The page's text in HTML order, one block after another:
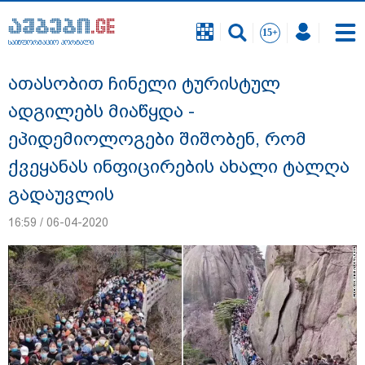
საინფორმაციო პორტალი
რა შემთხვევაში გათავისუფლდება
მოსწავლე სასკოლო ფორმის ტარებისგან
- განათლების მინისტრის განმარტება
საინფორმაციო პორტალი
ათასობით ჩინელი ტურისტულ
ადგილებს მიაწყდა -
ეპიდემიოლოგები შიშობენ, რომ
ქვეყანას ინფიცირების ახალი ტალღა
გადაუვლის
16:59 / 06-04-2020